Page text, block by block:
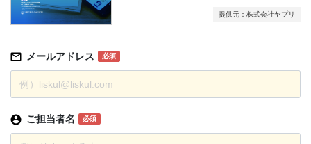
提供元：株式会社ヤプリ
メールアドレス 必須
ご担当者名 必須